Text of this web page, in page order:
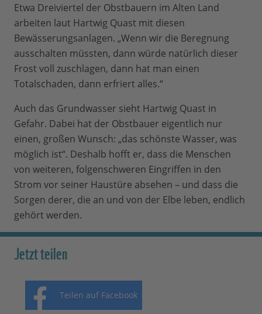
Etwa Dreiviertel der Obstbauern im Alten Land
arbeiten laut Hartwig Quast mit diesen
Bewässerungsanlagen. „Wenn wir die Beregnung
ausschalten müssten, dann würde natürlich dieser
Frost voll zuschlagen, dann hat man einen
Totalschaden, dann erfriert alles.“
Auch das Grundwasser sieht Hartwig Quast in
Gefahr. Dabei hat der Obstbauer eigentlich nur
einen, großen Wunsch: „das schönste Wasser, was
möglich ist“. Deshalb hofft er, dass die Menschen
von weiteren, folgenschweren Eingriffen in den
Strom vor seiner Haustüre absehen – und dass die
Sorgen derer, die an und von der Elbe leben, endlich
gehört werden.
Jetzt teilen
Teilen auf Facebook